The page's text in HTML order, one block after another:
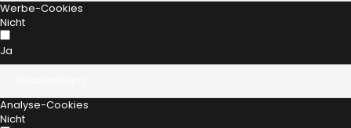
Werbe-Cookies
Nicht
Ja
Analyse-Cookies
Nicht